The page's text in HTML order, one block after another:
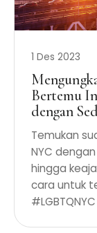
1 Des 2023
Bertemu
dengan
Temukan
NYC
hingga
cara untuk
#LGBTQNYC